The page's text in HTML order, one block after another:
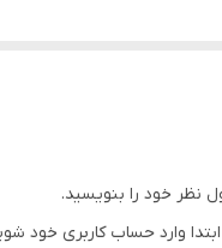
نظر خود را بنویسید.
وارد حساب کاربری خود